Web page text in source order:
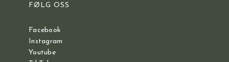
FØLG OSS
Facebook
Instagram
Youtube